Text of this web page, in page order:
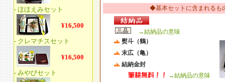
◆基本セットに含まれるも
→結納品の意味
熨斗（鶴）
末広（亀）
結納金封
→結納品の意味